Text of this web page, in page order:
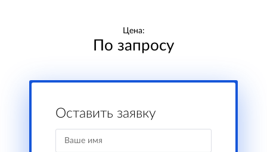
Цена:
По запросу
Оставить заявку